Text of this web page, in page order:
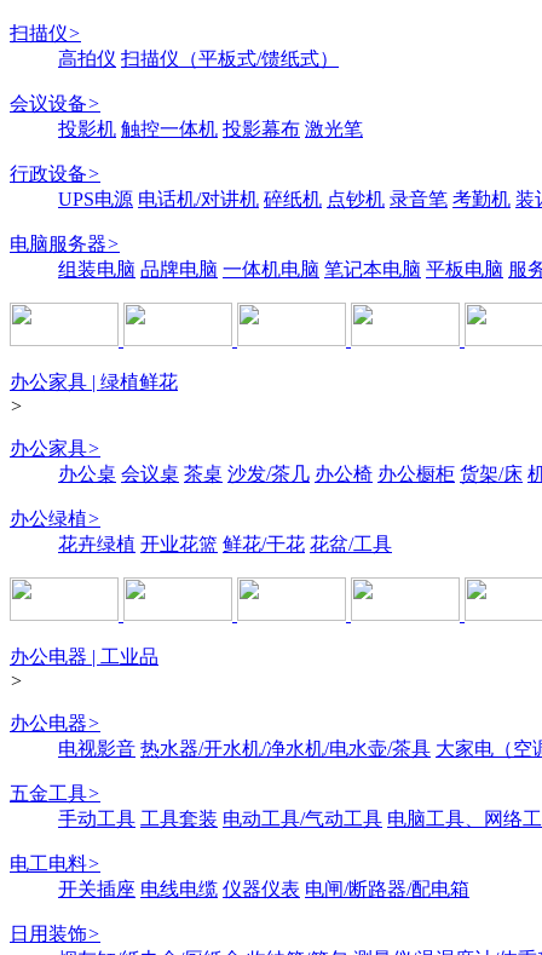
扫描仪>
高拍仪 扫描仪（平板式/馈纸式）
会议设备>
投影机 触控一体机 投影幕布 激光笔
行政设备>
UPS电源 电话机/对讲机 碎纸机 点钞机 录音笔 考勤机 装
电脑服务器>
组装电脑 品牌电脑 一体机电脑 笔记本电脑 平板电脑 服
办公家具 | 绿植鲜花
>
办公家具>
办公桌 会议桌 茶桌 沙发/茶几 办公椅 办公橱柜 货架/床
办公绿植>
花卉绿植 开业花篮 鲜花/干花 花盆/工具
办公电器 | 工业品
>
办公电器>
电视影音 热水器/开水机/净水机/电水壶/茶具 大家电（空
五金工具>
手动工具 工具套装 电动工具/气动工具 电脑工具、网络
电工电料>
开关插座 电线电缆 仪器仪表 电闸/断路器/配电箱
日用装饰>